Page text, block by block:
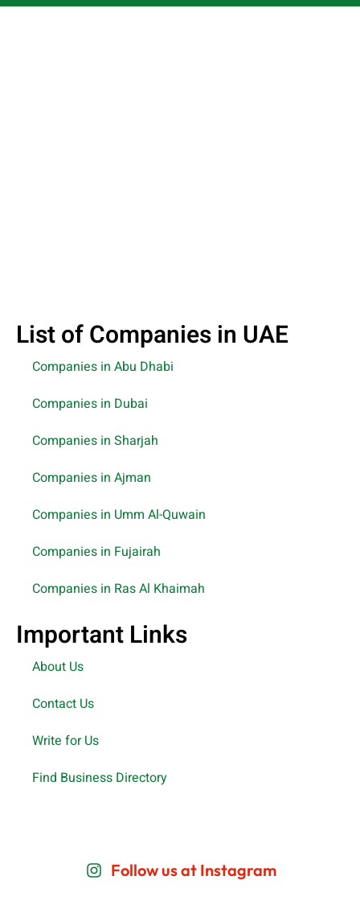
List of Companies in UAE
Companies in Abu Dhabi
Companies in Dubai
Companies in Sharjah
Companies in Ajman
Companies in Umm Al-Quwain
Companies in Fujairah
Companies in Ras Al Khaimah
Important Links
About Us
Contact Us
Write for Us
Find Business Directory
Follow us at Instagram